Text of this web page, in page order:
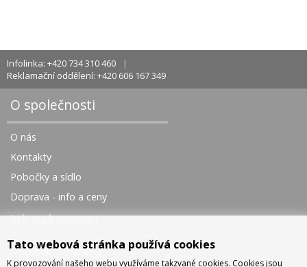
Infolinka: +420 734 310 460
Reklamační oddělení: +420 606 167 349
O společnosti
O nás
Kontakty
Pobočky a sídlo
Doprava - info a ceny
Jak nakupovat
Obchodní podmínky
Tato webová stránka používá cookies
K provozování našeho webu využíváme takzvané cookies. Cookies jsou